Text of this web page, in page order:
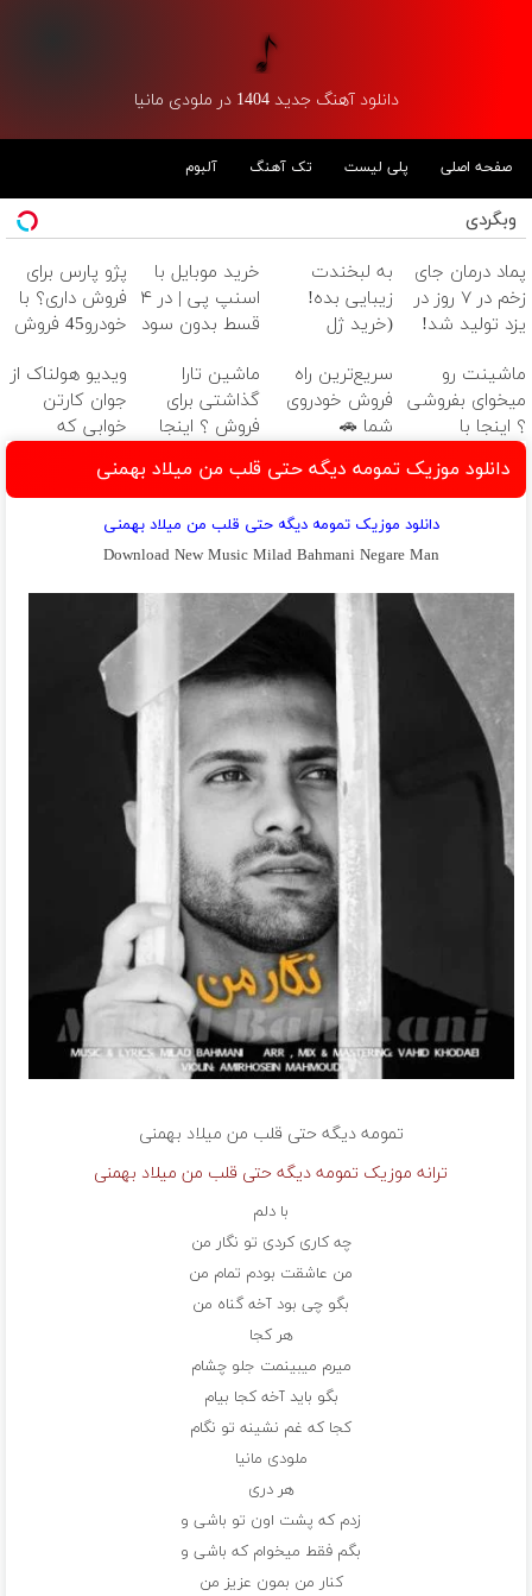
دانلود آهنگ جدید 1404 در ملودی مانیا
صفحه اصلی پلی لیست تک آهنگ آلبوم
وبگردی
پماد درمان جای
زخم در ۷ روز در
یزد تولید شد!
به لبخندت
زیبایی بده!
(خرید ژل
دندان
با40%تخفیف)
خرید موبایل با
اسنپ پی | در ۴
قسط بدون سود
پژو پارس برای
فروش داری؟ با
خودرو45 فروش
ماشینت رو
میخوای بفروشی
؟ اینجا با
بفروش
سریع‌ترین راه
فروش خودروی
شما 🚗
ماشین تارا
گذاشتی برای
فروش ؟ اینجا
بفروش
ویدیو هولناک از
جوان کارتن
خوابی که
آموزش رایگاندانلود موزیک تمومه دیگه حتی قلب من میلاد بهمنی
دانلود موزیک تمومه دیگه حتی قلب من میلاد بهمنی
Download New Music Milad Bahmani Negare Man
تمومه دیگه حتی قلب من میلاد بهمنی
ترانه موزیک تمومه دیگه حتی قلب من میلاد بهمنی
با دلم
چه کاری کردی تو نگار من
من عاشقت بودم تمام من
بگو چی بود آخه گناه من
هر کجا
میرم میبینمت جلو چشام
بگو باید آخه کجا بیام
کجا که غم نشینه تو نگام
ملودی مانیا
هر دری
زدم که پشت اون تو باشی و
بگم فقط میخوام که باشی و
کنار من بمون عزیز من